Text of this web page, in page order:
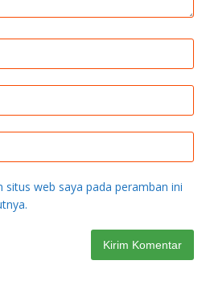
situs web saya pada peramban ini